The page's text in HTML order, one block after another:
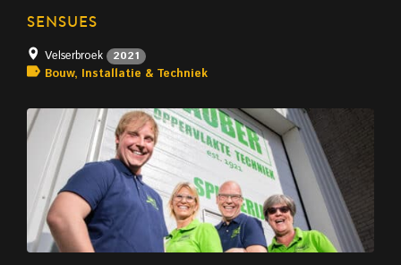
SENSUES
Velserbroek 2021
Bouw, Installatie & Techniek